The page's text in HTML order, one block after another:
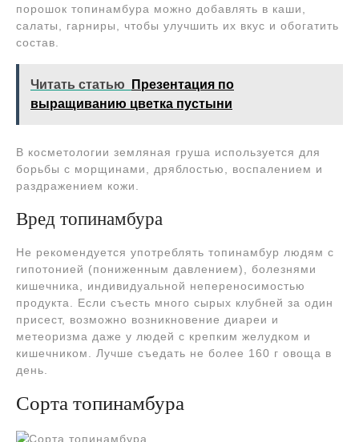
порошок топинамбура можно добавлять в каши,
салаты, гарниры, чтобы улучшить их вкус и обогатить
состав.
Читать статью
Презентация по
выращиванию цветка пустыни
В косметологии земляная груша используется для
борьбы с морщинами, дряблостью, воспалением и
раздражением кожи.
Вред топинамбура
Не рекомендуется употреблять топинамбур людям с
гипотонией (пониженным давлением), болезнями
кишечника, индивидуальной непереносимостью
продукта. Если съесть много сырых клубней за один
присест, возможно возникновение диареи и
метеоризма даже у людей с крепким желудком и
кишечником. Лучше съедать не более 160 г овоща в
день.
Сорта топинамбура